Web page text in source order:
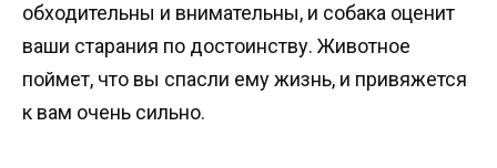
обходительны и внимательны, и собака оценит
ваши старания по достоинству. Животное
поймет, что вы спасли ему жизнь, и привяжется
к вам очень сильно.